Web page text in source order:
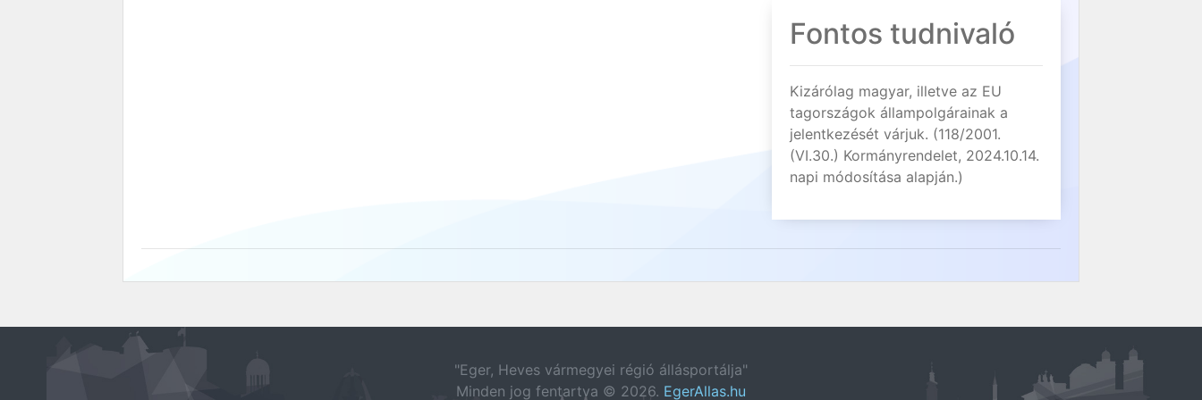
Fontos tudnivaló
Kizárólag magyar, illetve az EU
tagországok állampolgárainak a
jelentkezését várjuk. (118/2001.
(VI.30.) Kormányrendelet, 2024.10.14.
napi módosítása alapján.)
"Eger, Heves vármegyei régió állásportálja"
Minden jog fentartva © 2026. EgerAllas.hu